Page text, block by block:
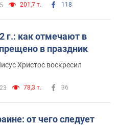
201,7 т. 118
г.: как отмечают в
в праздник
Христос воскресил
78,3 т. 36
от чего следует